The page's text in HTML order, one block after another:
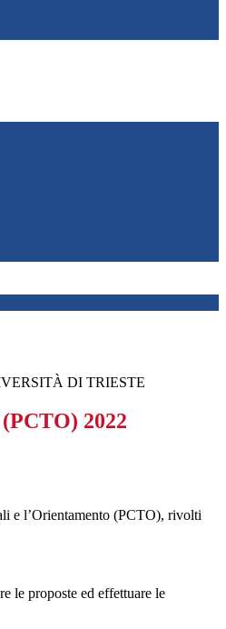
DI TRIESTE
2022
e l’Orientamento (PCTO), rivolti
le proposte ed effettuare le